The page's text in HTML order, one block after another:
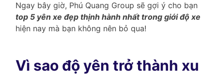
Ngay bây giờ, Phú Quang Group sẽ gợi ý cho bạn
top 5 yên xe đẹp thịnh hành nhất trong giới độ xe
hiện nay mà bạn không nên bỏ qua!
Vì sao độ yên trở thành xu